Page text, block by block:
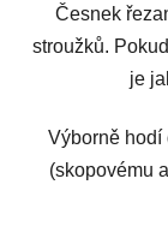
Česnek
stroužků.
je
Výborně hodí
(skopovému